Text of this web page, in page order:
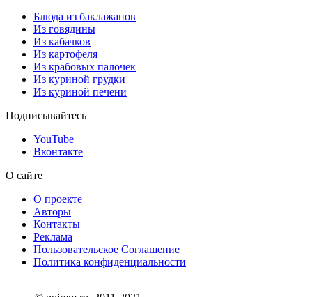
Блюда из баклажанов
Из говядины
Из кабачков
Из картофеля
Из крабовых палочек
Из куриной грудки
Из куриной печени
Подписывайтесь
YouTube
Вконтакте
О сайте
О проекте
Авторы
Контакты
Реклама
Пользовательское Соглашение
Политика конфиденциальности